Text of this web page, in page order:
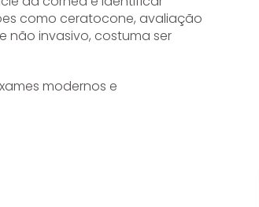
como ceratocone, avaliação
não invasivo, costuma ser
modernos e